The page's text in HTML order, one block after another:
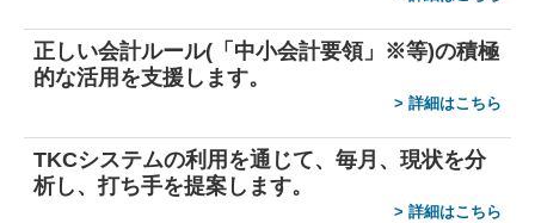
経営者お役立ち情報
経営者オススメ情報
Q&A経営相談
税務カレンダー
正しい会計ルール(「中小会計要領」※等)の積極
的な活用を支援します。
> 詳細はこちら
TKCシステムの利用を通じて、毎月、現状を分
析し、打ち手を提案します。
> 詳細はこちら